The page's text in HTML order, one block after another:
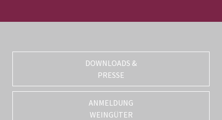
DOWNLOADS &
PRESSE
ANMELDUNG
WEINGÜTER